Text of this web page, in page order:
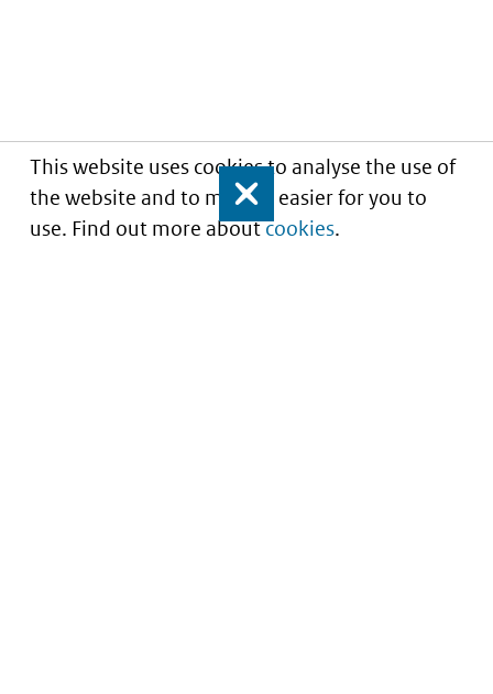
This website uses cookies to analyse the use of
the website and to make it easier for you to
use. Find out more aboutcookies.
Close